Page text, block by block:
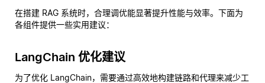
在搭建 RAG 系统时，合理调优能显著提升性能与效率。下面为
各组件提供一些实用建议：
LangChain 优化建议
为了优化 LangChain，需要通过高效地构建链路和代理来减少工